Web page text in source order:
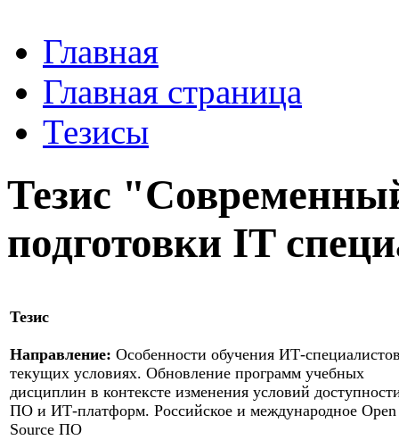
Главная
Главная страница
Тезисы
Тезис
подготовки IT
Тезис
Направление: Особенности обучения ИТ-
текущих условиях. Обновление программ учебных
дисциплин в контексте изменения условий
ПО и ИТ-платформ. Российское и международное Open
Source ПО